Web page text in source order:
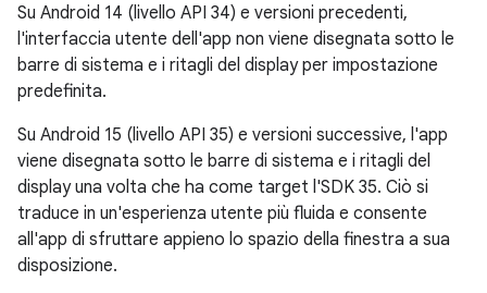
Su Android 14 (livello API 34) e versioni precedenti,
l'interfaccia utente dell'app non viene disegnata sotto le
barre di sistema e i ritagli del display per impostazione
predefinita.
Su Android 15 (livello API 35) e versioni successive, l'app
viene disegnata sotto le barre di sistema e i ritagli del
display una volta che ha come target l'SDK 35. Ciò si
traduce in un'esperienza utente più fluida e consente
all'app di sfruttare appieno lo spazio della finestra a sua
disposizione.